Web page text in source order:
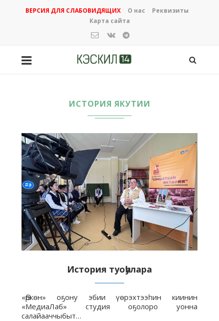
ВЕРСИЯ ДЛЯ СЛАБОВИДЯЩИХ О нас
Реквизиты
Карта сайта
ИСТОРИЯ ЯКУТИИ
История туоһулара
«Өркөн» оҕону эбии үөрэхтээһин киинин
«МедиаЛаб» студия оҕолоро уонна
салайааччыбыт…